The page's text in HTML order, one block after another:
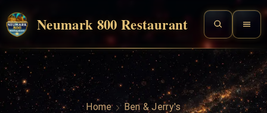
Neumark 800 Restaurant
Home Ben & Jerry's